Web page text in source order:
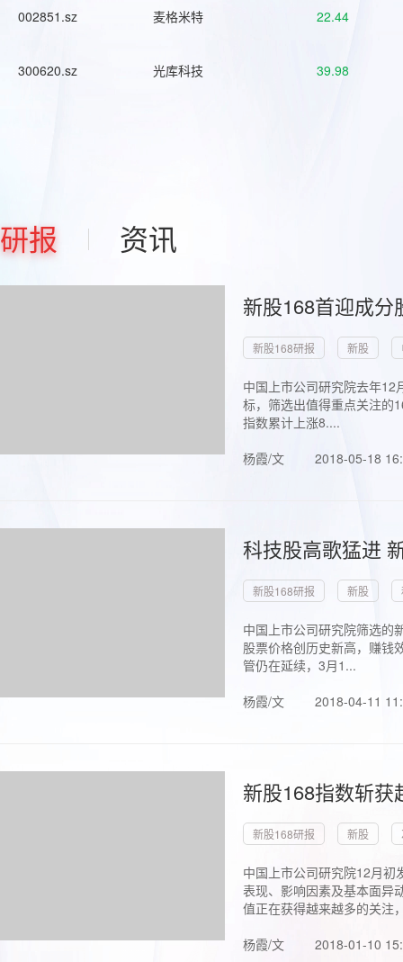
002851.sz 麦格米特 22.44
300620.sz 光库科技 39.98
研报 资讯
新股168首迎成
新股168研报 新股
中国上市公司研究院去年
标，筛选出值得重点关注的
指数累计上涨8....
杨霞/文
2018-05-18
科技股高歌猛进
新股168研报 新股
中国上市公司研究院筛选的
股票价格创历史新高，赚钱
管仍在延续，3月1...
杨霞/文
2018-04-11
新股168指数斩
新股168研报 新股
中国上市公司研究院12月初
表现、影响因素及基本面异
值正在获得越来越多的关注
杨霞/文
2018-01-10